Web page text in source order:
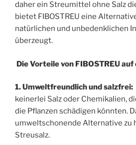
daher ein Streumittel ohne Salz
bietet FIBOSTREU eine
natürlichen und unbedenklichen
überzeugt.
Die Vorteile von FIBOSTREU
1. Umweltfreundlich und salzfrei:
keinerlei Salz oder Chemikalien,
die Pflanzen schädigen könnten.
umweltschonende Alternative zu
Streusalz.